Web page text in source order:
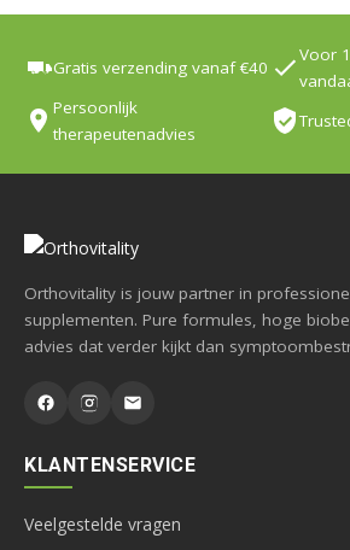
Gratis verzending vanaf €40
Voor
Persoonlijk
therapeutenadvies
Orthovitality is jouw partner in
supplementen. Pure formules, hoge
advies dat verder kijkt dan
KLANTENSERVICE
Veelgestelde vragen